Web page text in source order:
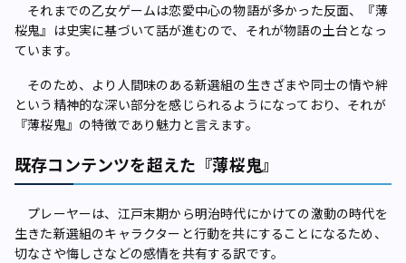
それまでの乙女ゲームは恋愛中心の物語が多かった反面、『薄
桜鬼』は史実に基づいて話が進むので、それが物語の土台となっ
ています。
そのため、より人間味のある新選組の生きざまや同士の情や絆
という精神的な深い部分を感じられるようになっており、それが
『薄桜鬼』の特徴であり魅力と言えます。
既存コンテンツを超えた『薄桜鬼』
プレーヤーは、江戸末期から明治時代にかけての激動の時代を
生きた新選組のキャラクターと行動を共にすることになるため、
切なさや悔しさなどの感情を共有する訳です。